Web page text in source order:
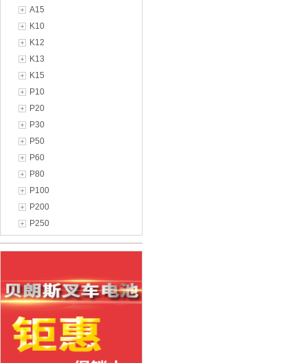
A15
K10
K12
K13
K15
P10
P20
P30
P50
P60
P80
P100
P200
P250